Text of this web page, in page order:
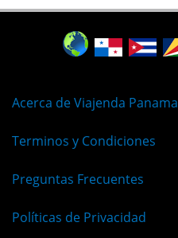
Acerca de Viajenda Panama
Terminos y Condiciones
Preguntas Frecuentes
Políticas de Privacidad